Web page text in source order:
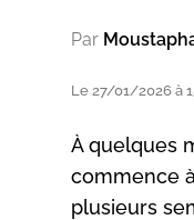
Par
Le 27/01/2026 à
À quelques
commence
plusieurs